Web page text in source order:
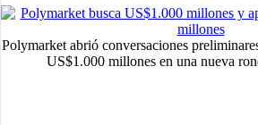
Polymarket abrió conversaciones
US$1.000 millones en una nueva